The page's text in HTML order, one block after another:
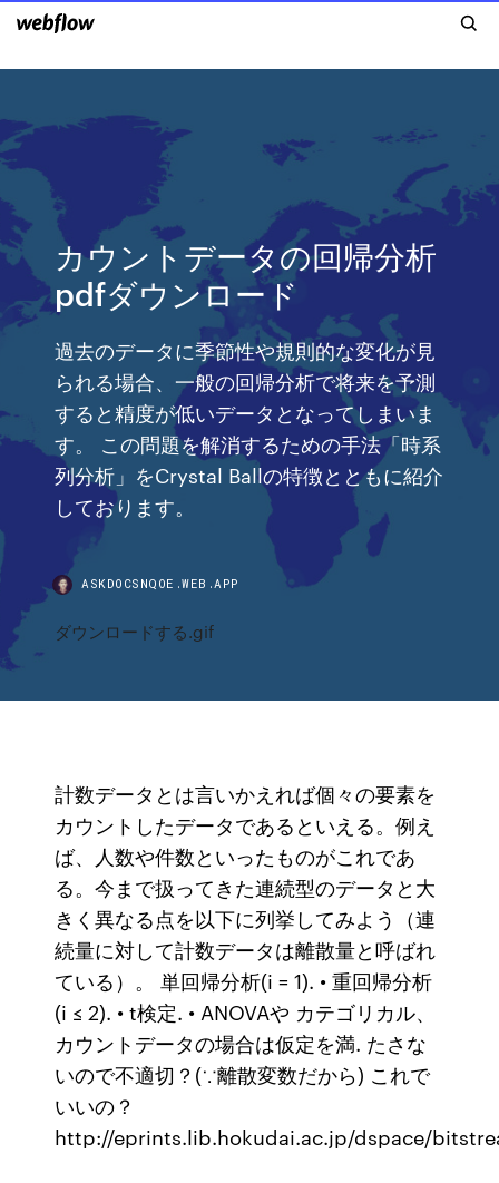
カウントデータの回帰分析
pdfダウンロード
過去のデータに季節性や規則的な変化が見
られる場合、一般の回帰分析で将来を予測
すると精度が低いデータとなってしまいま
す。 この問題を解消するための手法「時系
列分析」をCrystal Ballの特徴とともに紹介
しております。
ASKDOCSNQOE.WEB.APP
ダウンロードする.gif
計数データとは言いかえれば個々の要素を
カウントしたデータであるといえる。例え
ば、人数や件数といったものがこれであ
る。今まで扱ってきた連続型のデータと大
きく異なる点を以下に列挙してみよう（連
続量に対して計数データは離散量と呼ばれ
ている）。 単回帰分析(i = 1). • 重回帰分析
(i ≤ 2). • t検定. • ANOVAや カテゴリカル、
カウントデータの場合は仮定を満. たさな
いので不適切？(∵離散変数だから) これで
いいの？
http://eprints.lib.hokudai.ac.jp/dspace/